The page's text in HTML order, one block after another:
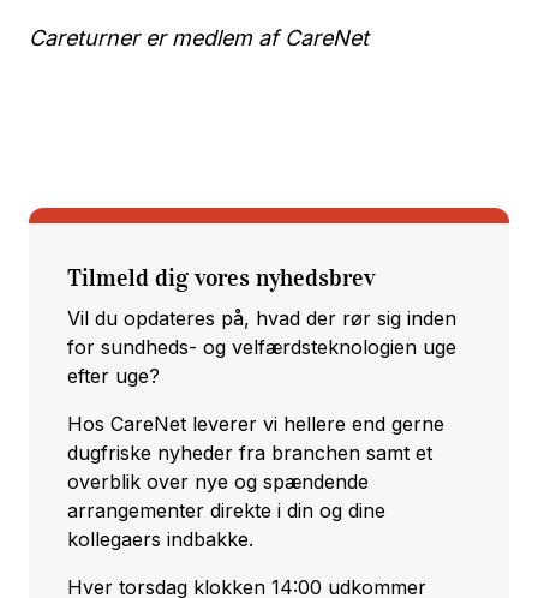
Careturner er medlem af CareNet
Tilmeld dig vores nyhedsbrev
Vil du opdateres på, hvad der rør sig inden
for sundheds- og velfærdsteknologien uge
efter uge?
Hos CareNet leverer vi hellere end gerne
dugfriske nyheder fra branchen samt et
overblik over nye og spændende
arrangementer direkte i din og dine
kollegaers indbakke.
Hver torsdag klokken 14:00 udkommer